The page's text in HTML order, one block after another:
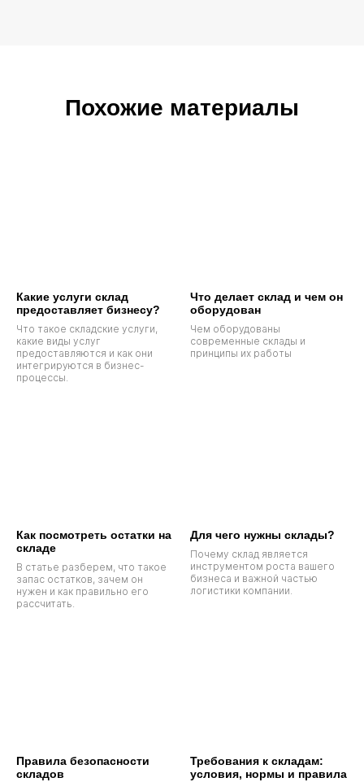
Похожие материалы
Какие услуги склад
предоставляет бизнесу?
Что такое складские услуги,
какие виды услуг
предоставляются и как они
интегрируются в бизнес-
процессы.
Что делает склад и чем он
оборудован
Чем оборудованы
современные склады и
принципы их работы
Как посмотреть остатки на
складе
В статье разберем, что такое
запас остатков, зачем он
нужен и как правильно его
рассчитать.
Для чего нужны склады?
Почему склад является
инструментом роста вашего
бизнеса и важной частью
логистики компании.
Правила безопасности
складов
Требования к складам:
условия, нормы и правила